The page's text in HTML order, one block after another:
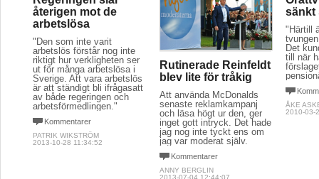
återigen mot de
arbetslösa
"Den som inte varit
arbetslös förstår nog inte
riktigt hur verkligheten ser
ut för många arbetslösa i
Sverige. Att vara arbetslös
är att ständigt bli ifrågasatt
av både regeringen och
arbetsförmedlingen."
Kommentarer
PATRIK WIKSTRÖM
2013-10-28 11:34:52
Rutinerade Reinfeldt
blev lite för tråkig
Att använda McDonalds
senaste reklamkampanj
och läsa högt ur den, ger
inget gott intryck. Det hade
jag nog inte tyckt ens om
jag var moderat själv.
Kommentarer
ANNY BERGLIN
2013-07-04 12:44:07
sänkt
"Härtill
Det
till när
ÅKE
2010-03-